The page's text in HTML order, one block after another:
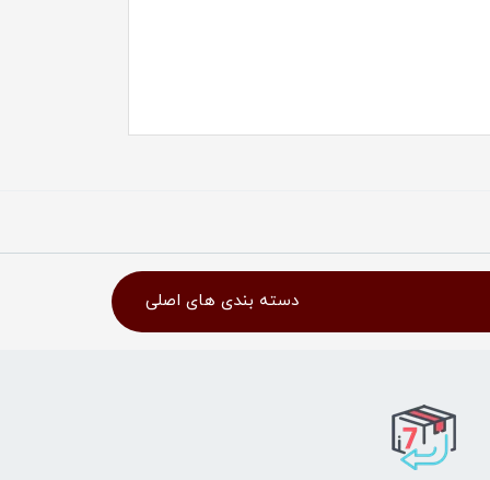
دسته بندی های اصلی